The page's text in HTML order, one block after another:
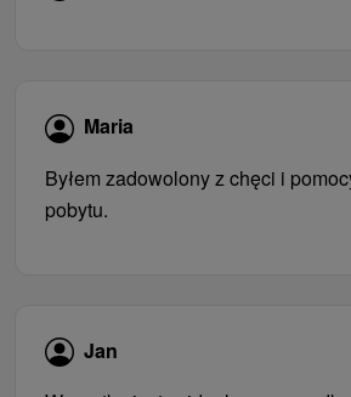
Maria
Byłem zadowolony z chęci i
pobytu.
Jan